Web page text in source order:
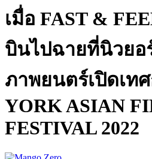
เมื่อ FAST &
บินไปฉายที่นิวยอ
ภาพยนตร์เปิดเท
YORK ASIAN
FESTIVAL 2022